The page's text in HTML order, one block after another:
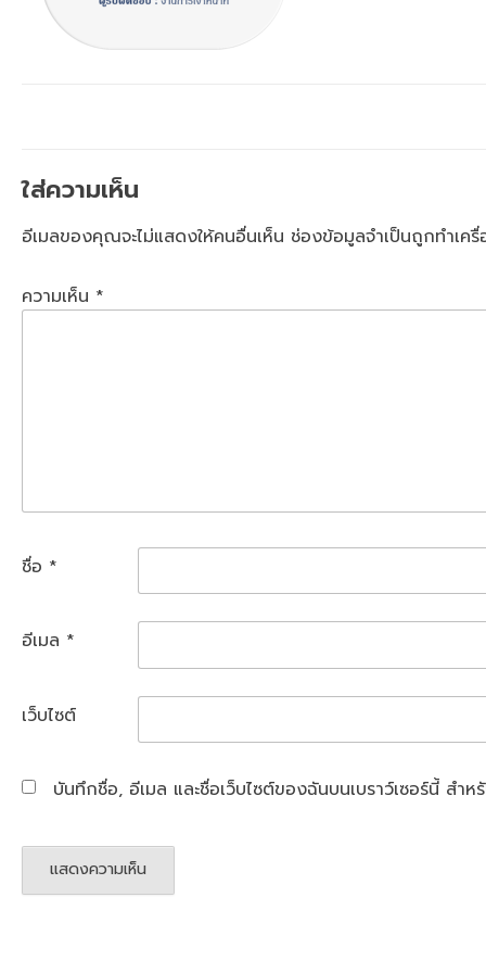
ใส่ความเห็น
อีเมลของคุณจะไม่แสดงให้คนอื่นเห็น ช่องข้อมูลจำเป็นถูกทำเค
ความเห็น *
ชื่อ *
อีเมล *
เว็บไซต์
บันทึกชื่อ, อีเมล และชื่อเว็บไซต์ของฉันบนเบราว์เซอร์นี้ สำ